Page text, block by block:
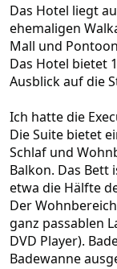
Das Hotel liegt
ehemaligen
Mall und
Das Hotel bietet
Ausblick auf die
Ich hatte die
Die Suite bietet
Schlaf und
Balkon. Das
etwa die Hälfte
Der
ganz passablen
DVD Player).
Badewanne